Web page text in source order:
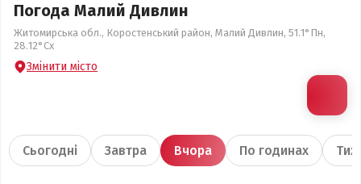
Погода Малий Дивлин
Житомирська обл., Коростенський район, Малий Дивлин, 51.1°Пн,
28.12°Сх
Змінити місто
Сьогодні Завтра Вчора По годинах